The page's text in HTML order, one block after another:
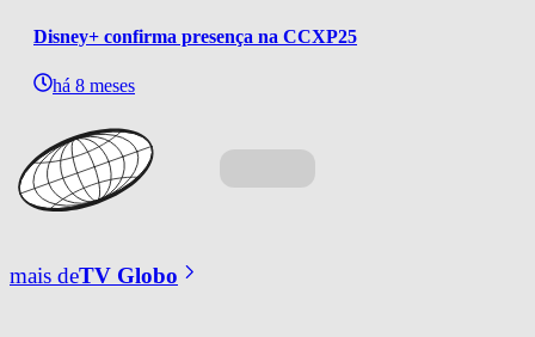
Disney+ confirma presença na CCXP25
há 8 meses
mais deTV Globo